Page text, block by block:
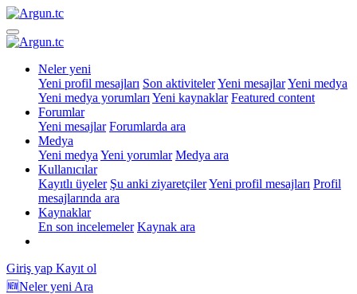
Neler yeni
Yeni profil mesajları Son aktivitelerYeni mesajlarYeni medya
Yeni medya yorumları Yeni kaynaklar Featured content
Forumlar
Yeni mesajlar Forumlarda ara
Medya
Yeni medya Yeni yorumlar Medya ara
Kullanıcılar
Kayıtlı üyeler Şu anki ziyaretçilerYeni profil mesajları Profil
mesajlarında ara
Kaynaklar
En son incelemeler Kaynak ara
Giriş yap Kayıt ol
🆕Neler yeni Ara